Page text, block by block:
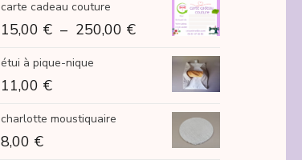
carte cadeau couture
15,00 € – 250,00 €Plage
15,00 €
250,00 €
étui à pique-nique
11,00 €
charlotte moustiquaire
8,00 €